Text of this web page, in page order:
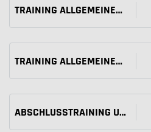
TRAINING ALLGEMEINER UND GOLFSPEZIFISCHER BEWEGLICHKEIT, KRAFT UND SCHNELLKRAFT
TRAINING ALLGEMEINER UND GOLFSPEZIFISCHER BEWEGLICHKEIT, KRAFT UND SCHNELLKRAFT
ABSCHLUSSTRAINING UND ANALYSE DER ENTWICKLUNG